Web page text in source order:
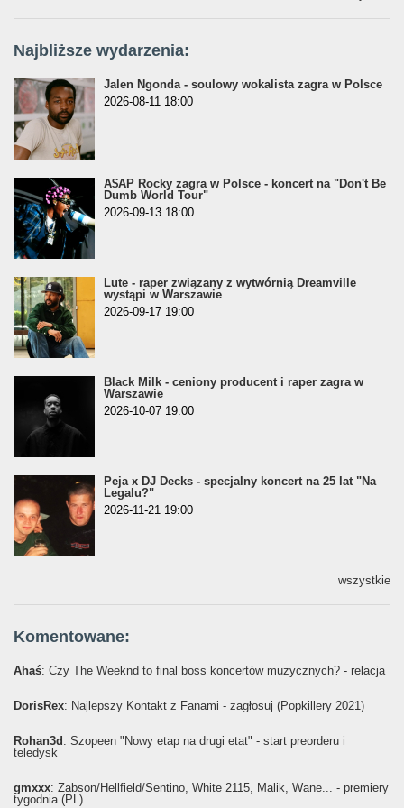
Najbliższe wydarzenia:
Jalen Ngonda - soulowy wokalista zagra w Polsce
2026-08-11 18:00
A$AP Rocky zagra w Polsce - koncert na "Don't Be
Dumb World Tour"
2026-09-13 18:00
Lute - raper związany z wytwórnią Dreamville
wystąpi w Warszawie
2026-09-17 19:00
Black Milk - ceniony producent i raper zagra w
Warszawie
2026-10-07 19:00
Peja x DJ Decks - specjalny koncert na 25 lat "Na
Legalu?"
2026-11-21 19:00
wszystkie
Komentowane:
Ahaś: Czy The Weeknd to final boss koncertów muzycznych? - relacja
DorisRex: Najlepszy Kontakt z Fanami - zagłosuj (Popkillery 2021)
Rohan3d : Szopeen "Nowy etap na drugi etat" - start preorderu i
teledysk
gmxxx: Żabson/Hellfield/Sentino, White 2115, Malik, Wane... - premiery
tygodnia (PL)